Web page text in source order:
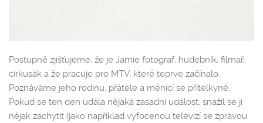
Postupně zjišťujeme, že je Jamie fotograf, hudebník, filmař,
cirkusák a že pracuje pro MTV, které teprve začínalo.
Poznáváme jeho rodinu, přátele a měnící se přítelkyně.
Pokud se ten den udála nějaká zásadní událost, snažil se jí
nějak zachytit (jako například vyfocenou televizí se zprávou